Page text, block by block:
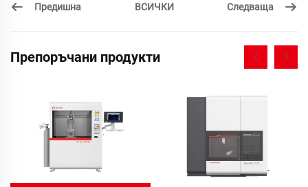
Предишна ВСИЧКИ Следваща
Препоръчани продукти